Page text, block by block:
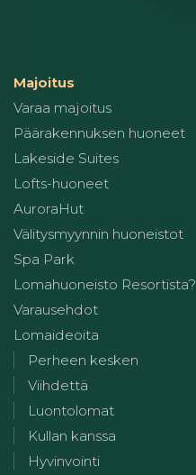
Majoitus
Varaa majoitus
Päärakennuksen huoneet
Lakeside Suites
Lofts-huoneet
AuroraHut
Välitysmyynnin huoneistot
Spa Park
Lomahuoneisto Resortista?
Varausehdot
Lomaideoita
Perheen kesken
Viihdettä
Luontolomat
Kullan kanssa
Hyvinvointi